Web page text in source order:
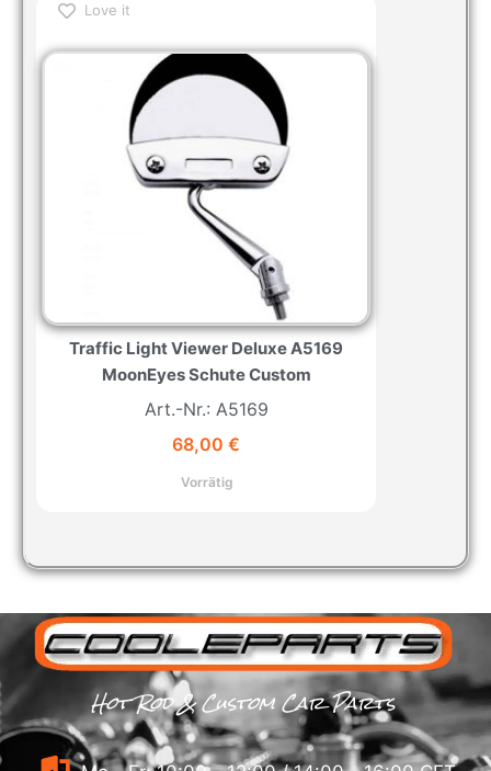
Love it
Traffic Light Viewer Deluxe A5169
MoonEyes Schute Custom
Art.-Nr.: A5169
68,00 €
Vorrätig
Hot Rod & Custom Car Parts